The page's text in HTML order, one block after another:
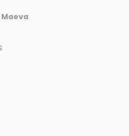
Maeva